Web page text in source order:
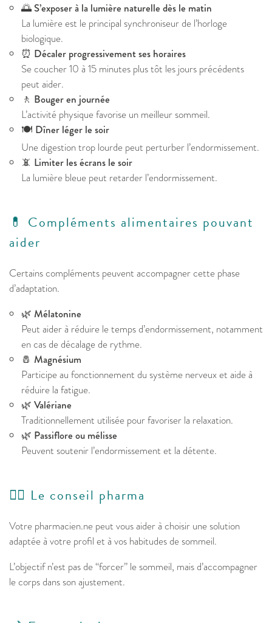
🌅 S’exposer à la lumière naturelle dès le matin
La lumière est le principal synchroniseur de l’horloge
biologique.
⏰ Décaler progressivement ses horaires
Se coucher 10 à 15 minutes plus tôt les jours précédents
peut aider.
🚶 Bouger en journée
L’activité physique favorise un meilleur sommeil.
🍽️ Dîner léger le soir
Une digestion trop lourde peut perturber l’endormissement.
📵 Limiter les écrans le soir
La lumière bleue peut retarder l’endormissement.
💊 Compléments alimentaires pouvant
aider
Certains compléments peuvent accompagner cette phase
d’adaptation.
🌿 Mélatonine
Peut aider à réduire le temps d’endormissement, notamment
en cas de décalage de rythme.
🧂 Magnésium
Participe au fonctionnement du système nerveux et aide à
réduire la fatigue.
🌿 Valériane
Traditionnellement utilisée pour favoriser la relaxation.
🌿 Passiflore ou mélisse
Peuvent soutenir l’endormissement et la détente.
👩‍⚕️ Le conseil pharma
Votre pharmacien.ne peut vous aider à choisir une solution
adaptée à votre profil et à vos habitudes de sommeil.
L’objectif n’est pas de “forcer” le sommeil, mais d’accompagner
le corps dans son ajustement.